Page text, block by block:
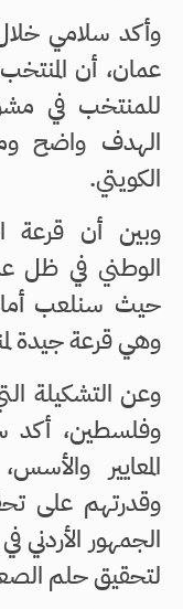
وأكد سلامي
عمان، أن المنتخب
للمنتخب في
الهدف واضح
الكويتي.
وبين أن قرعة
الوطني في ظل
حيث سنلعب
وهي قرعة جيدة
وعن التشكيلة
وفلسطين، أكد
المعايير
وقدرتهم على
الجمهور الأردني
لتحقيق حلم الصعود